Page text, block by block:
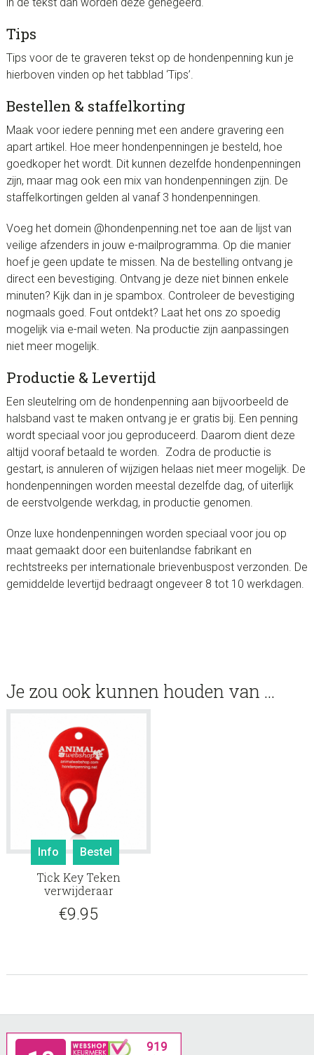
Tips
Tips voor de te graveren tekst op de hondenpenning kun je
hierboven vinden op het tabblad ‘Tips’.
Bestellen & staffelkorting
Maak voor iedere penning met een andere gravering een
apart artikel. Hoe meer hondenpenningen je besteld, hoe
goedkoper het wordt. Dit kunnen dezelfde hondenpenningen
zijn, maar mag ook een mix van hondenpenningen zijn. De
staffelkortingen gelden al vanaf 3 hondenpenningen.
Voeg het domein @hondenpenning.net toe aan de lijst van
veilige afzenders in jouw e-mailprogramma. Op die manier
hoef je geen update te missen. Na de bestelling ontvang je
direct een bevestiging. Ontvang je deze niet binnen enkele
minuten? Kijk dan in je spambox. Controleer de bevestiging
nogmaals goed. Fout ontdekt? Laat het ons zo spoedig
mogelijk via e-mail weten. Na productie zijn aanpassingen
niet meer mogelijk.
Productie & Levertijd
Een sleutelring om de hondenpenning aan bijvoorbeeld de
halsband vast te maken ontvang je er gratis bij. Een penning
wordt speciaal voor jou geproduceerd. Daarom dient deze
altijd vooraf betaald te worden. Zodra de productie is
gestart, is annuleren of wijzigen helaas niet meer mogelijk. De
hondenpenningen worden meestal dezelfde dag, of uiterlijk
de eerstvolgende werkdag, in productie genomen.
Onze luxe hondenpenningen worden speciaal voor jou op
maat gemaakt door een buitenlandse fabrikant en
rechtstreeks per internationale brievenbuspost verzonden. De
gemiddelde levertijd bedraagt ongeveer 8 tot 10 werkdagen.
Je zou ook kunnen houden van …
Info Bestel
Tick Key Teken
verwijderaar
€9.95
Footer